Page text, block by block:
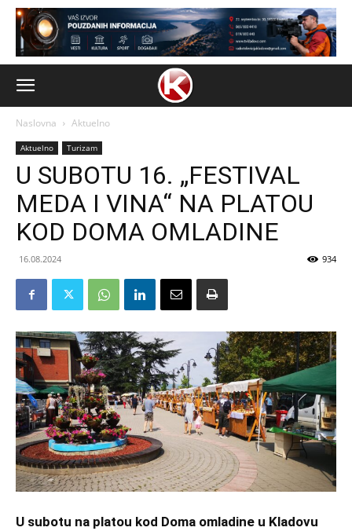
Naslovna Aktuelno
Aktuelno Turizam
U SUBOTU 16. „FESTIVAL
MEDA I VINA“ NA PLATOU
KOD DOMA OMLADINE
16.08.2024 934
U subotu na platou kod Doma omladine u Kladovu